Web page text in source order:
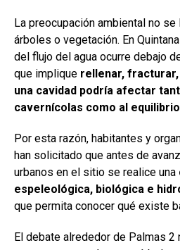
La preocupación ambiental no
árboles o vegetación. En
del flujo del agua ocurre debajo
que implique rellenar,
una cavidad podría afectar
cavernícolas como al
Por esta razón, habitantes y
han solicitado que antes de
urbanos en el sitio se realice una
espeleológica, biológica e
que permita conocer qué existe
El debate alrededor de Palmas